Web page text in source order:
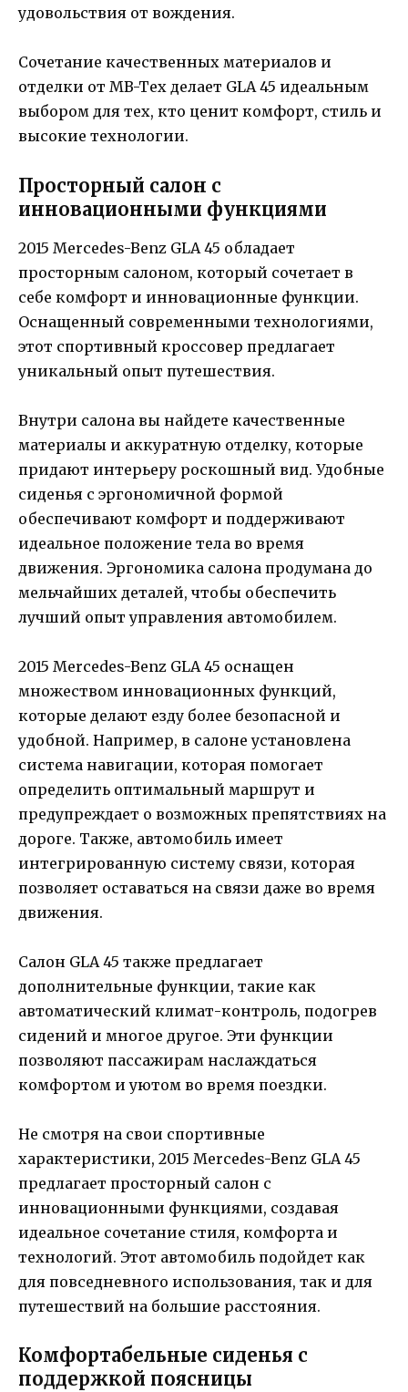
удовольствия от вождения.
Сочетание качественных материалов и
отделки от MB-Tex делает GLA 45 идеальным
выбором для тех, кто ценит комфорт, стиль и
высокие технологии.
Просторный салон с
инновационными функциями
2015 Mercedes-Benz GLA 45 обладает
просторным салоном, который сочетает в
себе комфорт и инновационные функции.
Оснащенный современными технологиями,
этот спортивный кроссовер предлагает
уникальный опыт путешествия.
Внутри салона вы найдете качественные
материалы и аккуратную отделку, которые
придают интерьеру роскошный вид. Удобные
сиденья с эргономичной формой
обеспечивают комфорт и поддерживают
идеальное положение тела во время
движения. Эргономика салона продумана до
мельчайших деталей, чтобы обеспечить
лучший опыт управления автомобилем.
2015 Mercedes-Benz GLA 45 оснащен
множеством инновационных функций,
которые делают езду более безопасной и
удобной. Например, в салоне установлена
система навигации, которая помогает
определить оптимальный маршрут и
предупреждает о возможных препятствиях на
дороге. Также, автомобиль имеет
интегрированную систему связи, которая
позволяет оставаться на связи даже во время
движения.
Салон GLA 45 также предлагает
дополнительные функции, такие как
автоматический климат-контроль, подогрев
сидений и многое другое. Эти функции
позволяют пассажирам наслаждаться
комфортом и уютом во время поездки.
Не смотря на свои спортивные
характеристики, 2015 Mercedes-Benz GLA 45
предлагает просторный салон с
инновационными функциями, создавая
идеальное сочетание стиля, комфорта и
технологий. Этот автомобиль подойдет как
для повседневного использования, так и для
путешествий на большие расстояния.
Комфортабельные сиденья с
поддержкой поясницы